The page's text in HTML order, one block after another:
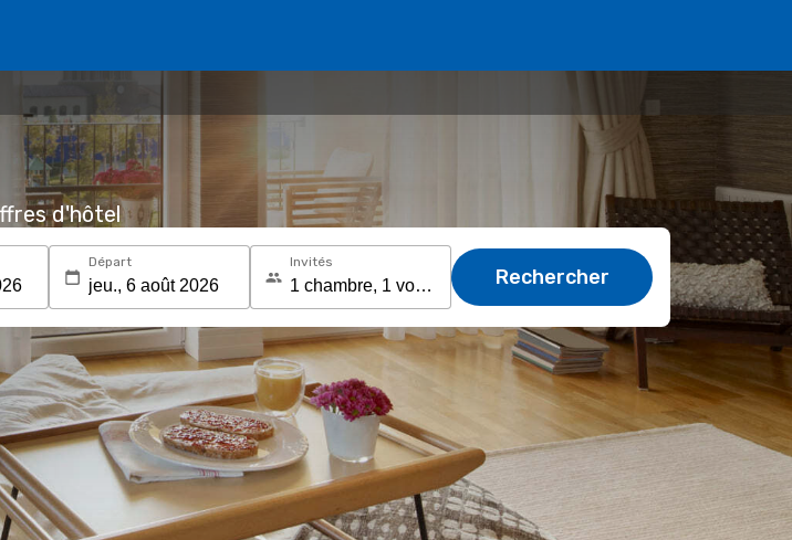
d'hôtel
Départ Invités
Rechercher